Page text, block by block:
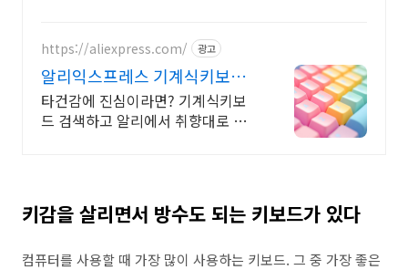
https://aliexpress.com/ 광고
알리익스프레스 기계식키보드
내 맘에 쏙드는 오늘의 특가
타건감에 진심이라면? 기계식키보
드 검색하고 알리에서 취향대로 골
키감을 살리면서 방수도 되는 키보드가 있다
컴퓨터를 사용할 때 가장 많이 사용하는 키보드. 그 중 가장 좋은